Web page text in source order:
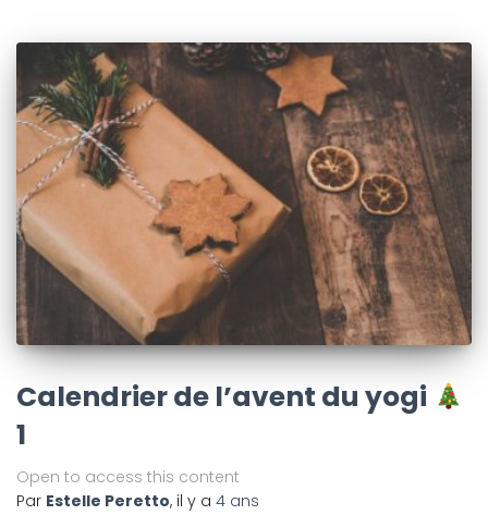
Calendrier de l’avent du yogi
1
Open to access this content
Par Estelle Peretto, il y a 4 ans